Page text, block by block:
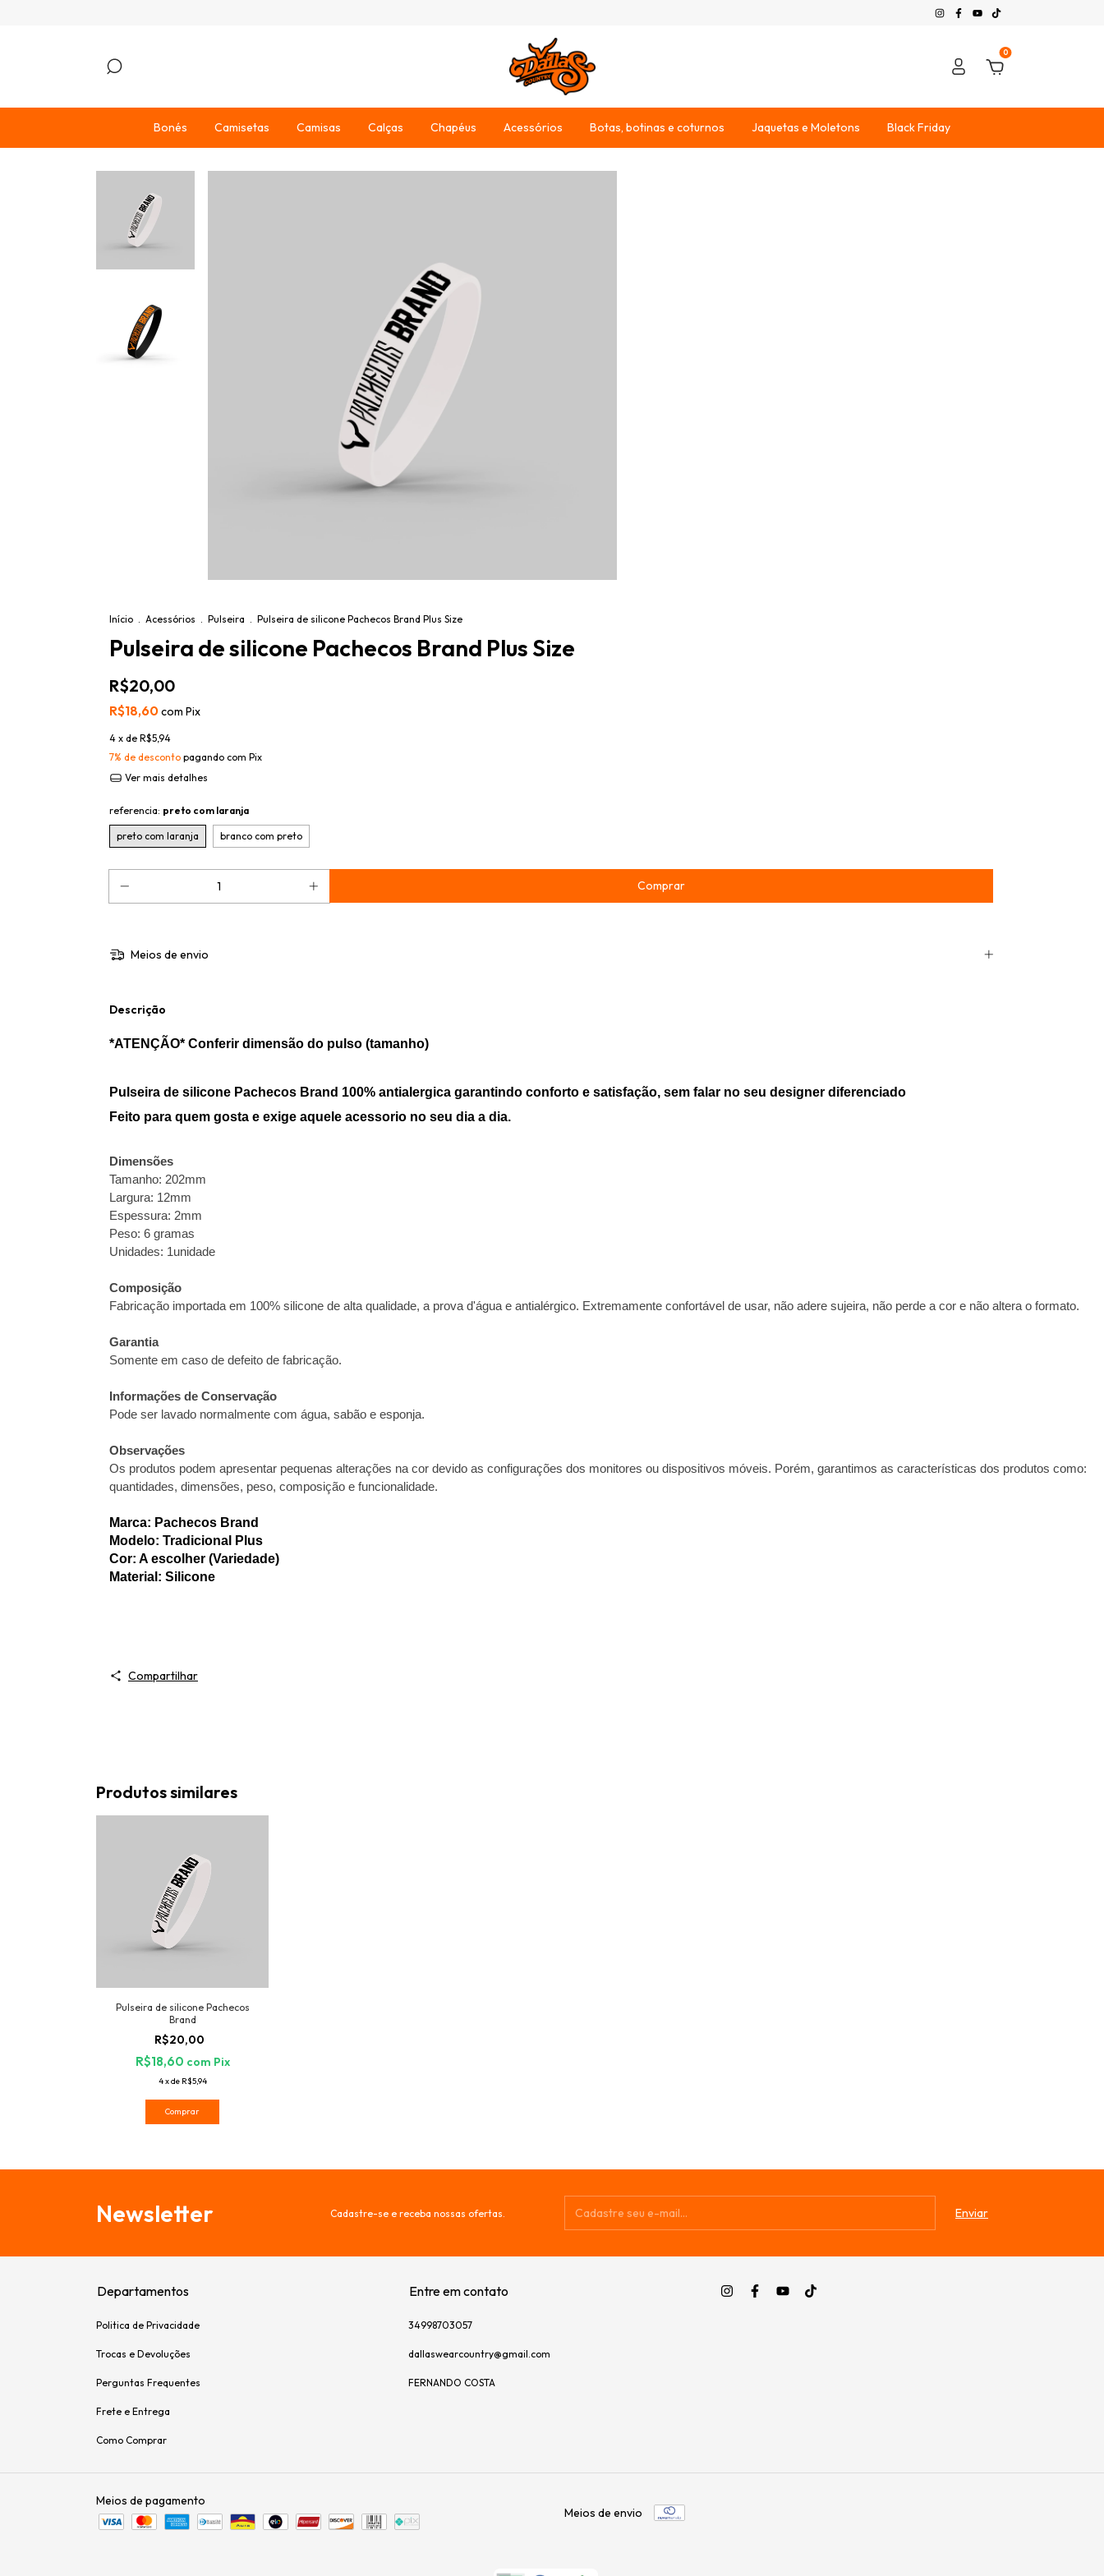
0
Bonés Camisetas Camisas Calças Chapéus Acessórios Botas, botinas e coturnos Jaquetas e Moletons Black Friday
Início . Acessórios . Pulseira . Pulseira de silicone Pachecos Brand Plus Size
Pulseira de silicone Pachecos Brand Plus Size
R$20,00
R$18,60com Pix
4 x de R$5,94
7% de desconto pagando com Pix
Ver mais detalhes
referencia: preto com laranja
preto com laranja branco com preto
Meios de envio
Descrição
*ATENÇÃO* Conferir dimensão do pulso (tamanho)
Pulseira de silicone Pachecos Brand 100% antialergica garantindo conforto e satisfação, sem falar no seu designer diferenciado
Feito para quem gosta e exige aquele acessorio no seu dia a dia.
Dimensões
Tamanho: 202mm
Largura: 12mm
Espessura: 2mm
Peso: 6 gramas
Unidades: 1unidade
Composição
Fabricação importada em 100% silicone de alta qualidade, a prova d'água e antialérgico. Extremamente confortável de usar, não adere sujeira, não perde a cor e não altera o formato.
Garantia
Somente em caso de defeito de fabricação.
Informações de Conservação
Pode ser lavado normalmente com água, sabão e esponja.
Observações
Os produtos podem apresentar pequenas alterações na cor devido as configurações dos monitores ou dispositivos móveis. Porém, garantimos as características dos produtos como:
quantidades, dimensões, peso, composição e funcionalidade.
Marca: Pachecos Brand
Modelo: Tradicional Plus
Cor: A escolher (Variedade)
Material: Silicone
Compartilhar
Produtos similares
Pulseira de silicone Pachecos
Brand
R$20,00
R$18,60 com Pix
4xde R$5,94
Comprar
Newsletter Cadastre-se e receba nossas ofertas.
Departamentos
Politica de Privacidade
Trocas e Devoluções
Perguntas Frequentes
Frete e Entrega
Como Comprar
Entre em contato
34998703057
dallaswearcountry@gmail.com
FERNANDO COSTA
Meios de pagamento
Meios de envio